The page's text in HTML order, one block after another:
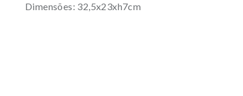
Dimensões: 32,5x23xh7cm